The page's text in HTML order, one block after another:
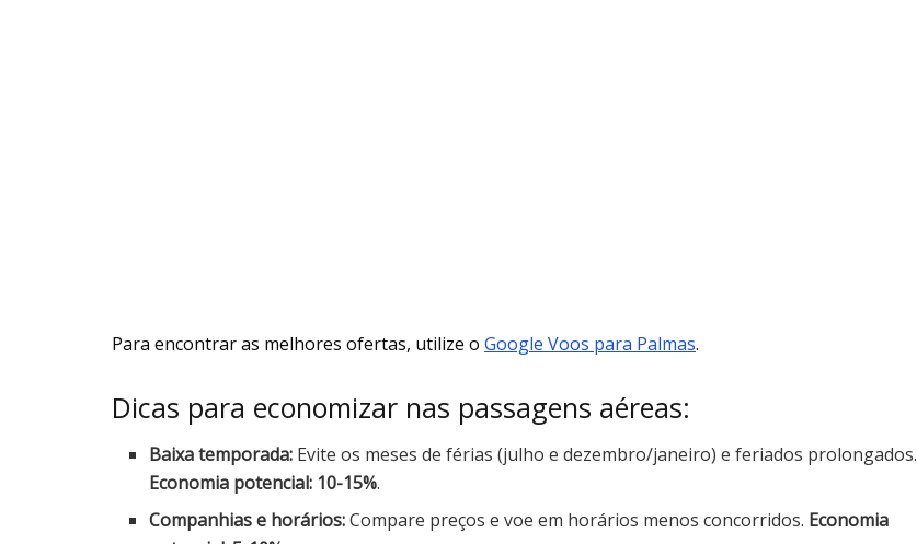
Para encontrar as melhores ofertas, utilize o Google Voos para Palmas.
Dicas para economizar nas passagens aéreas:
Baixa temporada: Evite os meses de férias (julho e dezembro/janeiro) e feriados prolongados.
Economia potencial: 10-15%.
Companhias e horários:Compare preços e voe em horários menos concorridos. Economia